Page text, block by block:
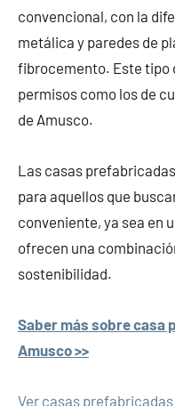
convencional, con la
metálica y paredes de
fibrocemento. Este tipo
permisos como los de
de Amusco.
Las casas
para aquellos que
conveniente, ya sea en
ofrecen una
sostenibilidad.
Saber más sobre casa
Amusco >>
Ver casas